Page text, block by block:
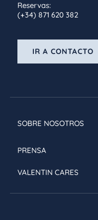
Reservas:
(+34) 871 620 382
IR A CONTACTO
SOBRE NOSOTROS
PRENSA
VALENTIN CARES